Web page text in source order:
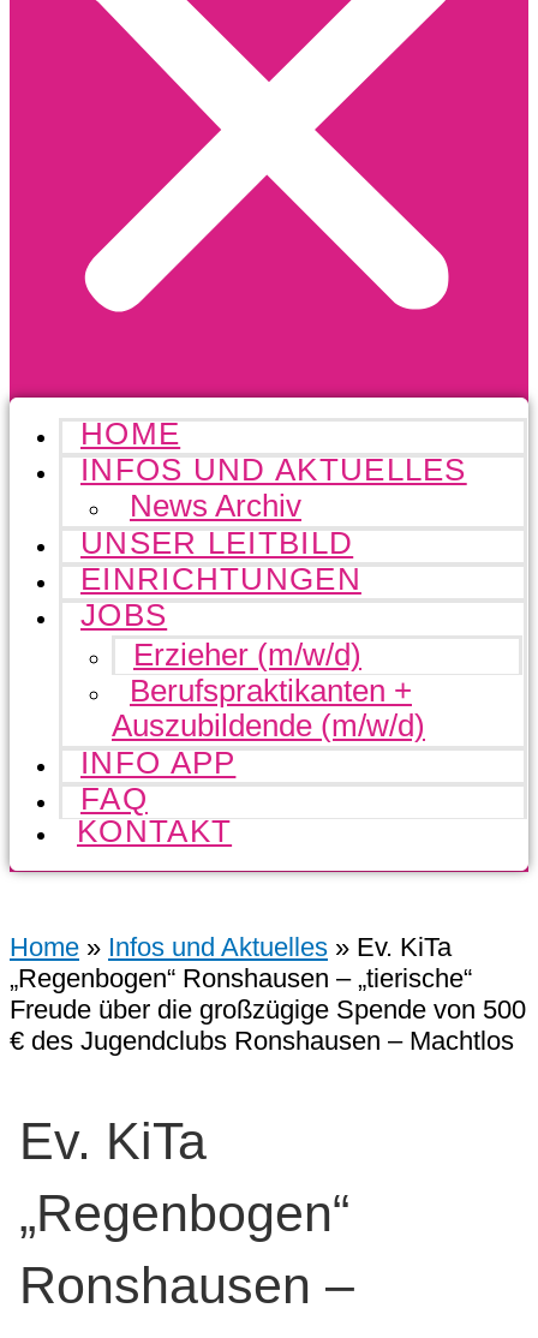
HOME
INFOS UND AKTUELLES
News Archiv
UNSER LEITBILD
EINRICHTUNGEN
JOBS
Erzieher (m/w/d)
Berufspraktikanten +
Auszubildende (m/w/d)
INFO APP
FAQ
KONTAKT
Home » Infos und Aktuelles » Ev. KiTa
„Regenbogen“ Ronshausen – „tierische“
Freude über die großzügige Spende von 500
€ des Jugendclubs Ronshausen – Machtlos
Ev. KiTa
„Regenbogen“
Ronshausen –